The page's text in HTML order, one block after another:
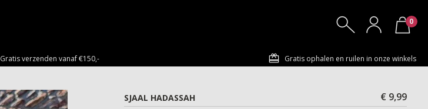
0
Gratis verzenden vanaf €150,- Gratis ophalen en ruilen in onze winkels
SJAAL HADASSAH
€ 9,99